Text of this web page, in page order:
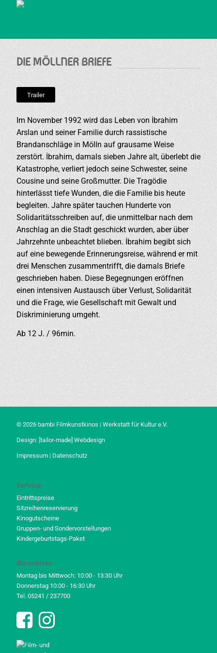
DIE MÖLLNER BRIEFE
Trailer
Im November 1992 wird das Leben von İbrahim
Arslan und seiner Familie durch rassistische
Brandanschläge in Mölln auf grausame Weise
zerstört. İbrahim, damals sieben Jahre alt, überlebt die
Katastrophe, verliert jedoch seine Schwester, seine
Cousine und seine Großmutter. Die Tragödie
hinterlässt tiefe Wunden, die die Familie bis heute
begleiten. Jahre später tauchen Hunderte von
Solidaritätsschreiben auf, die unmittelbar nach dem
Anschlag an die Stadt geschickt wurden, aber über
Jahrzehnte unbeachtet blieben. İbrahim begibt sich
auf eine bewegende Erinnerungsreise, während er mit
drei Menschen zusammentrifft, die damals Briefe
geschrieben haben. Diese Begegnungen eröffnen
einen intensiven Austausch über Verlust, Solidarität
und die Frage, wie Gesellschaft mit Gewalt und
Diskriminierung umgeht.
Ab 12 J. / 96min.
© 2026 bambi Filmkunstkinos | Werkstatt für Kultur e.V.
Design: [tailor-made] Webdesign
Impressum| Datenschutz
Service
Eintrittspreise
Sitzreihenreservierung
Kinogutscheine
Gruppen- und Sondervorstellungen
Kindergeburtstags-Paket
Bürozeiten
Montag bis Mittwoch: 10:00 - 13:30 Uhr
Donnerstag 10:00 - 16:30 Uhr
Tel. 05241 / 237700